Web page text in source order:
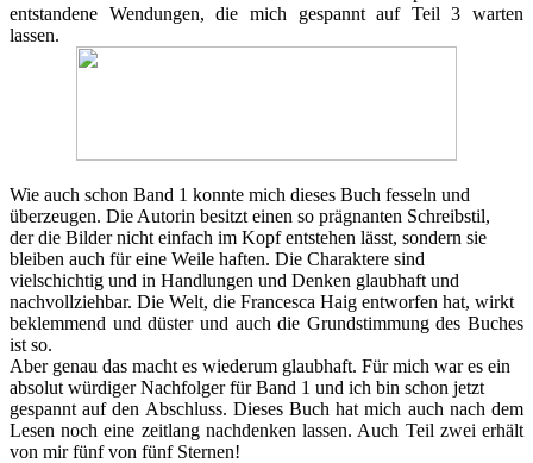
entstandene Wendungen, die mich gespannt auf Teil 3 warten
lassen.
Wie auch schon Band 1 konnte mich dieses Buch fesseln und
überzeugen. Die Autorin besitzt einen so prägnanten Schreibstil,
der die Bilder nicht einfach im Kopf entstehen lässt, sondern sie
bleiben auch für eine Weile haften. Die Charaktere sind
vielschichtig und in Handlungen und Denken glaubhaft und
nachvollziehbar. Die Welt, die Francesca Haig entworfen hat, wirkt
beklemmend und düster und auch die Grundstimmung des Buches
ist so.
Aber genau das macht es wiederum glaubhaft. Für mich war es ein
absolut würdiger Nachfolger für Band 1 und ich bin schon jetzt
gespannt auf den Abschluss. Dieses Buch hat mich auch nach dem
Lesen noch eine zeitlang nachdenken lassen. Auch Teil zwei erhält
von mir fünf von fünf Sternen!